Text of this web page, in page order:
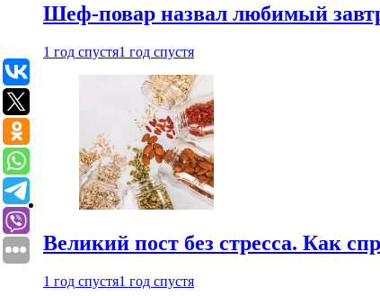
Шеф-повар назвал любимый
1 год спустя1 год спустя
Великий пост без стресса. Как
1 год спустя1 год спустя